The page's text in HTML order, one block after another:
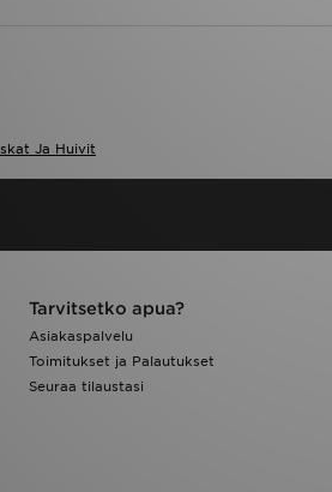
Ja Huivit
Tarvitsetko apua?
Asiakaspalvelu
Toimitukset ja Palautukset
Seuraa tilaustasi